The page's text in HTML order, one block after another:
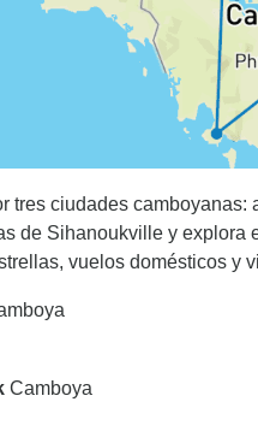
tres ciudades
de Sihanoukville y explora
vuelos domésticos y
Camboya